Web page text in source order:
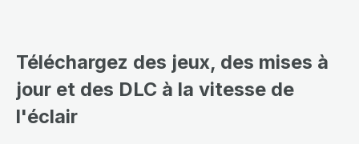
Téléchargez des jeux, des mises à
jour et des DLC à la vitesse de
l'éclair